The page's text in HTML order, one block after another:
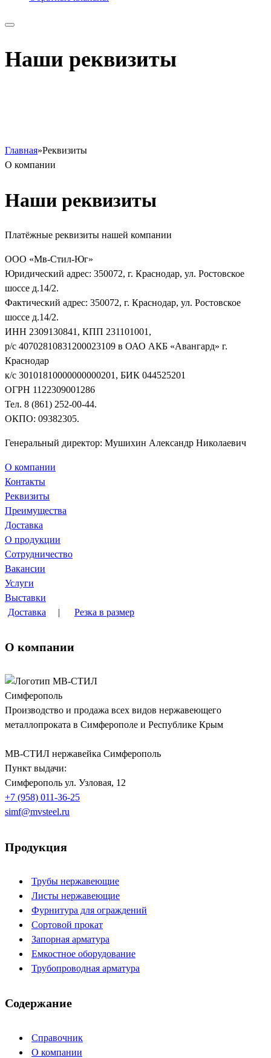
Наши реквизиты
Главная»Реквизиты
О компании
Наши реквизиты
Платёжные реквизиты нашей компании
ООО «Мв-Стил-Юг»
Юридический адрес: 350072, г. Краснодар, ул. Ростовское
шоссе д.14/2.
Фактический адрес: 350072, г. Краснодар, ул. Ростовское
шоссе д.14/2.
ИНН 2309130841, КПП 231101001,
р/с 40702810831200023109 в ОАО АКБ «Авангард» г.
Краснодар
к/с 30101810000000000201, БИК 044525201
ОГРН 1122309001286
Тел. 8 (861) 252-00-44.
ОКПО: 09382305.
Генеральный директор: Мушихин Александр Николаевич
О компании
Контакты
Реквизиты
Преимущества
Доставка
О продукции
Сотрудничество
Вакансии
Услуги
Выставки
Доставка | Резка в размер
О компании
Производство и продажа всех видов нержавеющего
металлопроката в Симферополе и Республике Крым
МВ-СТИЛ нержавейка Симферополь
Пункт выдачи:
Симферополь ул. Узловая, 12
+7 (958) 011-36-25
simf@mvsteel.ru
Продукция
Трубы нержавеющие
Листы нержавеющие
Фурнитура для ограждений
Сортовой прокат
Запорная арматура
Емкостное оборудование
Трубопроводная арматура
Содержание
Справочник
О компании